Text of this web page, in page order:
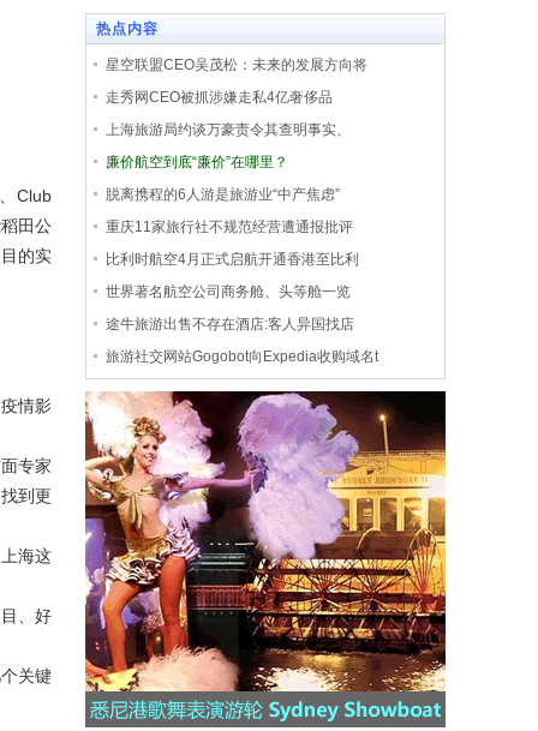
Club
田公
的实
情影
专家
到更
海这
、好
关键
热点内容
星空联盟CEO吴茂松：未来的发展方向将
走秀网CEO被抓涉嫌走私4亿奢侈品
上海旅游局约谈万豪责令其查明事实、
廉价航空到底“廉价”在哪里？
脱离携程的6人游是旅游业“中产焦虑”
重庆11家旅行社不规范经营遭通报批评
比利时航空4月正式启航开通香港至比利
世界著名航空公司商务舱、头等舱一览
途牛旅游出售不存在酒店:客人异国找店
旅游社交网站Gogobot向Expedia收购域名t